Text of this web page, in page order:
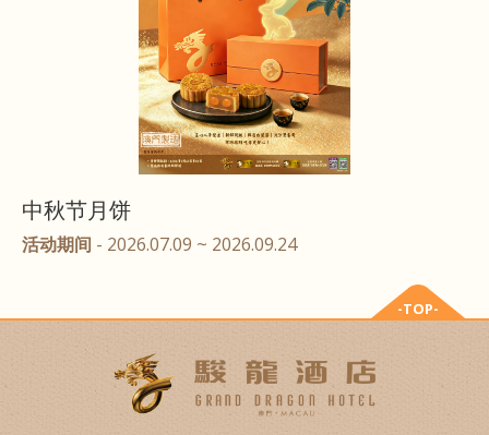
中秋节月饼
活动期间 - 2026.07.09 ~ 2026.09.24
-TOP-